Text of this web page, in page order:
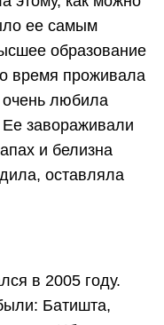
ее самым
образование
время проживала
любила
Ее завораживали
и белизна
оставляла
в 2005 году.
Батишта,